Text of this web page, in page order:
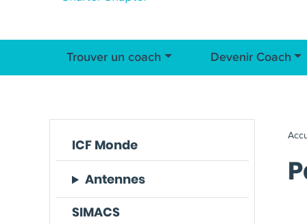
Trouver un coach Devenir Coach
ICF Monde
Antennes
SIMACS